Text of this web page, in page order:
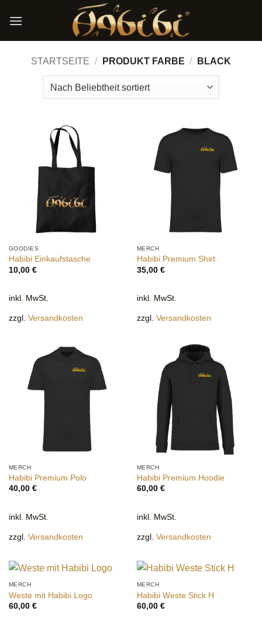
Inhalt
STARTSEITE / PRODUKT FARBE / BLACK
GOODIES
Habibi Einkaufstasche
10,00 €
inkl. MwSt.
zzgl. Versandkosten
MERCH
Habibi Premium Shirt
35,00 €
inkl. MwSt.
zzgl. Versandkosten
MERCH
Habibi Premium Polo
40,00 €
inkl. MwSt.
zzgl. Versandkosten
MERCH
Habibi Premium Hoodie
60,00 €
inkl. MwSt.
zzgl. Versandkosten
MERCH
Weste mit Habibi Logo
60,00 €
MERCH
Habibi Weste Stick H
60,00 €